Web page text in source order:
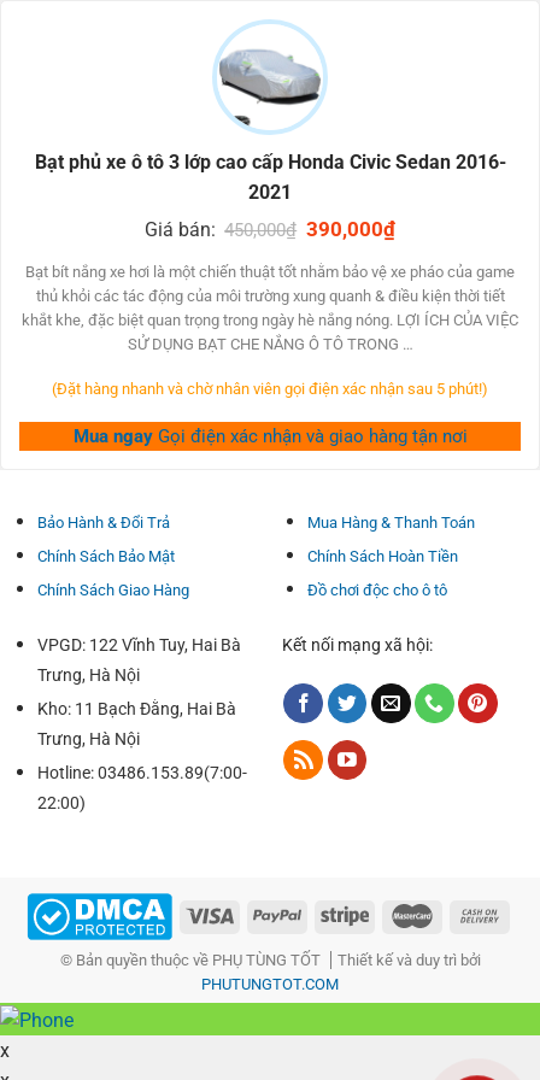
4. Bảo vệ xe pháo ngoài mưa:
Mưa trong ngày hè cũng hoàn toàn có thể có tác dụng sợ
cho bề mặt của chiếc xe xe hơi.
Sử dụng bạt tủ xe pháo xe hơi rất có thể giúp đảm bảo xe
khỏi mưa, giữ cho mặt phẳng của xe luôn thật sạch sẽ &
5. Tiết kiệm ngân sách sửa chữa:
Sử dụng bạt lấp xe cộ ô tô rất có thể góp giảm thiểu các
chi phí thay thế bởi vì ảnh hưởng của thời tiết
nữa trong thời hạn nhiều năm.
CẤU TẠO CỦA BẠT CHE NẮNG Ô TÔ
Mặt kế bên là lớp vải tráng PECA độ chịu nhiệt, chống thẩm
thấu, dẻo & kiên cố góp chống chói, chống thấm nước,
phòng dính những vết bụi tác dụng,
Bạt phủ xe ô tô 3 lớp cao cấp Honda Civic Sedan 2016-
2021
Giá bán: 450,000₫ Original
was:
450,000₫.
390,000₫Current
is:
390,000₫.
Bạt bít nắng xe hơi là một chiến thuật tốt nhằm bảo vệ xe pháo của game
thủ khỏi các tác động của môi trường xung quanh & điều kiện thời tiết
khắt khe, đặc biệt quan trọng trong ngày hè nắng nóng. LỢI ÍCH CỦA VIỆC
SỬ DỤNG BẠT CHE NẮNG Ô TÔ TRONG …
(Đặt hàng nhanh và chờ nhân viên gọi điện xác nhận sau 5 phút!)
Mua ngay Gọi điện xác nhận và giao hàng tận nơi
Bảo Hành & Đổi Trả
Chính Sách Bảo Mật
Chính Sách Giao Hàng
Mua Hàng & Thanh Toán
Chính Sách Hoàn Tiền
Đồ chơi độc cho ô tô
VPGD: 122 Vĩnh Tuy, Hai Bà
Trưng, Hà Nội
Kho: 11 Bạch Đằng, Hai Bà
Trưng, Hà Nội
Hotline: 03486.153.89(7:00-
22:00)
Kết nối mạng xã hội:
© Bản quyền thuộc về PHỤ TÙNG TỐT
Thiết kế và duy trì bởi
PHUTUNGTOT.COM
x